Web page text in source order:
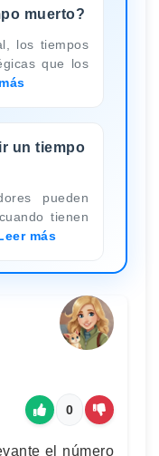
muerto?
los tiempos
que los
un tiempo
pueden
tienen
más
0
el número